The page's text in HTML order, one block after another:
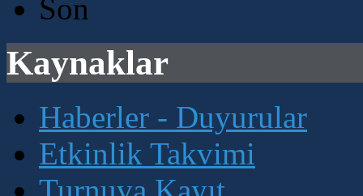
Son
Kaynaklar
Haberler - Duyurular
Etkinlik Takvimi